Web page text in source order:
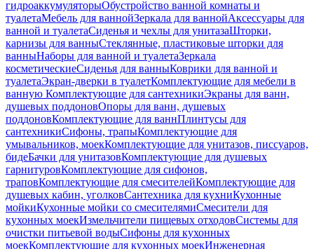
гидроаккумуляторыОбустройство ванной комнаты и
туалетаМебель для ваннойЗеркала для ваннойАксессуары для
ванной и туалетаСиденья и чехлы для унитазаШторки,
карнизы для ванныСтеклянные, пластиковые шторки для
ванныНаборы для ванной и туалетаЗеркала
косметическиеСиденья для ванныКоврики для ванной и
туалетаЭкран-дверки в туалетКомплектующие для мебели в
ванную Комплектующие для сантехникиЭкраны для ванн,
душевых поддоновОпоры для ванн, душевых
поддоновКомплектующие для ваннПлинтусы для
сантехникиСифоны, трапыКомплектующие для
умывальников, моекКомплектующие для унитазов, писсуаров,
бидеБачки для унитазовКомплектующие для душевых
гарнитуровКомплектующие для сифонов,
траповКомплектующие для смесителейКомплектующие для
душевых кабин, уголковСантехника для кухниКухонные
мойкиКухонные мойки со смесителямиСмесители для
кухонных моекИзмельчители пищевых отходовСистемы для
очистки питьевой водыСифоны для кухонных
моекКомплектующие для кухонных моекИнженерная